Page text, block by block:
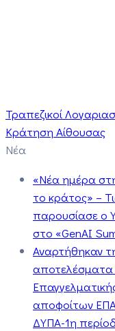
Τραπεζικοί
Κράτηση Αίθουσας
Νέα
«Νέα ημέρα
το κράτος» –
παρουσίασε ο
στο «GenAI
Αναρτήθηκαν
αποτελέσματα
αποφοίτων
ΔΥΠΑ-1η